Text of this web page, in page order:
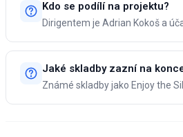
Kdo se podílí na projektu?
Dirigentem je Adrian Kokoš a
Jaké skladby zazní na
Známé skladby jako Enjoy the